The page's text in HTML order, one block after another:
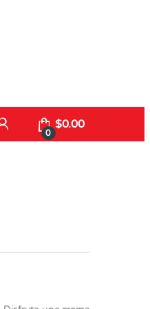
0
$0.00